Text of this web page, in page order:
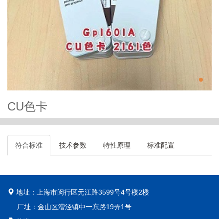
CU色卡
符合标准 技术参数 特性原理 标准配置
地址：上海市闵行区元江路3599号4号楼2楼
厂址：金山区漕泾镇中一东路19弄1号